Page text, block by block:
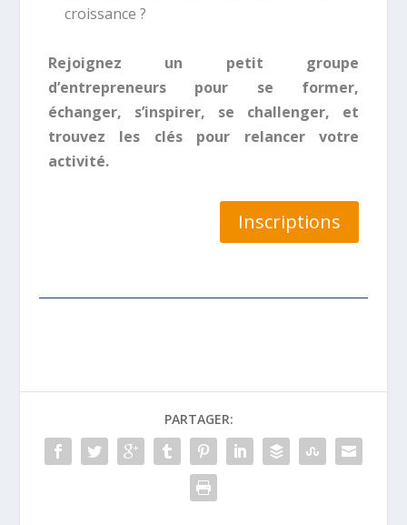
croissance ?
Rejoignez un petit groupe
d’entrepreneurs pour se former,
échanger, s’inspirer, se challenger, et
trouvez les clés pour relancer votre
activité.
Inscriptions
PARTAGER: